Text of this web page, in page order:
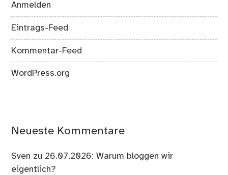
Anmelden
Eintrags-Feed
Kommentar-Feed
WordPress.org
Neueste Kommentare
Sven zu 26.07.2026: Warum bloggen wir
eigentlich?